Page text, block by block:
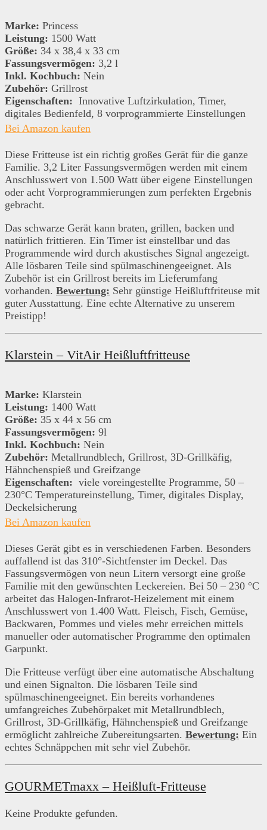
Marke: Princess
Leistung: 1500 Watt
Größe: 34 x 38,4 x 33 cm
Fassungsvermögen: 3,2 l
Inkl. Kochbuch: Nein
Zubehör: Grillrost
Eigenschaften: Innovative Luftzirkulation, Timer,
digitales Bedienfeld, 8 vorprogrammierte Einstellungen
Bei Amazon kaufen
Diese Fritteuse ist ein richtig großes Gerät für die ganze
Familie. 3,2 Liter Fassungsvermögen werden mit einem
Anschlusswert von 1.500 Watt über eigene Einstellungen
oder acht Vorprogrammierungen zum perfekten Ergebnis
gebracht.
Das schwarze Gerät kann braten, grillen, backen und
natürlich frittieren. Ein Timer ist einstellbar und das
Programmende wird durch akustisches Signal angezeigt.
Alle lösbaren Teile sind spülmaschinengeeignet. Als
Zubehör ist ein Grillrost bereits im Lieferumfang
vorhanden. Bewertung: Sehr günstige Heißluftfriteuse mit
guter Ausstattung. Eine echte Alternative zu unserem
Preistipp!
Klarstein – VitAir Heißluftfritteuse
Marke: Klarstein
Leistung: 1400 Watt
Größe: 35 x 44 x 56 cm
Fassungsvermögen: 9l
Inkl. Kochbuch: Nein
Zubehör: Metallrundblech, Grillrost, 3D-Grillkäfig,
Hähnchenspieß und Greifzange
Eigenschaften: viele voreingestellte Programme, 50 –
230°C Temperatureinstellung, Timer, digitales Display,
Deckelsicherung
Bei Amazon kaufen
Dieses Gerät gibt es in verschiedenen Farben. Besonders
auffallend ist das 310°-Sichtfenster im Deckel. Das
Fassungsvermögen von neun Litern versorgt eine große
Familie mit den gewünschten Leckereien. Bei 50 – 230 °C
arbeitet das Halogen-Infrarot-Heizelement mit einem
Anschlusswert von 1.400 Watt. Fleisch, Fisch, Gemüse,
Backwaren, Pommes und vieles mehr erreichen mittels
manueller oder automatischer Programme den optimalen
Garpunkt.
Die Fritteuse verfügt über eine automatische Abschaltung
und einen Signalton. Die lösbaren Teile sind
spülmaschinengeeignet. Ein bereits vorhandenes
umfangreiches Zubehörpaket mit Metallrundblech,
Grillrost, 3D-Grillkäfig, Hähnchenspieß und Greifzange
ermöglicht zahlreiche Zubereitungsarten. Bewertung: Ein
echtes Schnäppchen mit sehr viel Zubehör.
GOURMETmaxx – Heißluft-Fritteuse
Keine Produkte gefunden.